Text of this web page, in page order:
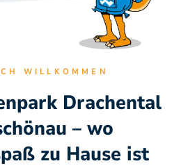
WILLKOMMEN
Drachental
– wo
zu Hause ist